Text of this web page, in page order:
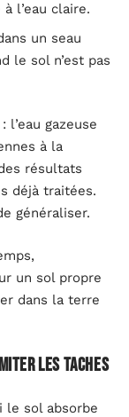
l’eau claire.
un seau
le sol n’est pas
gazeuse
à la
résultats
déjà traitées.
généraliser.
un sol propre
dans la terre
les taches
le sol absorbe